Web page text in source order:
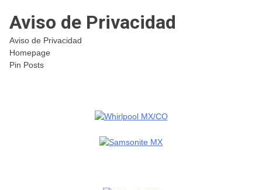
Aviso de Privacidad
Aviso de Privacidad
Homepage
Pin Posts